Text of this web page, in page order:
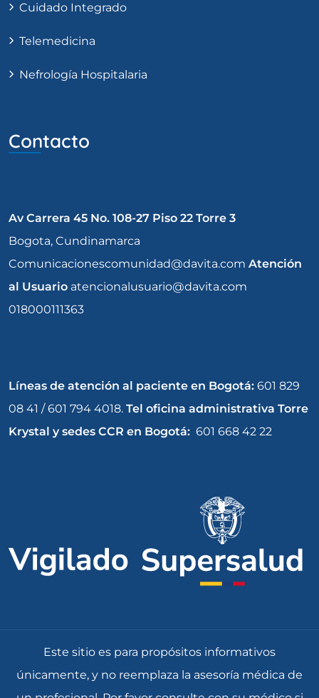
Cuidado Integrado
Telemedicina
Nefrología Hospitalaria
Contacto
Av Carrera 45 No. 108-27 Piso 22 Torre 3
Bogota, Cundinamarca
Comunicacionescomunidad@davita.com Atención
al Usuario atencionalusuario@davita.com
018000111363
Líneas de atención al paciente en Bogotá: 601 829
08 41 / 601 794 4018. Tel oficina administrativa Torre
Krystal y sedes CCR en Bogotá: 601 668 42 22
Este sitio es para propósitos informativos
únicamente, y no reemplaza la asesoría médica de